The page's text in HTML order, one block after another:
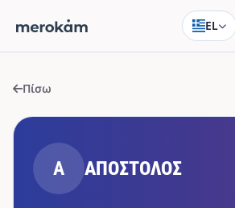
EL
Πίσω
Α ΑΠΟΣΤΟΛΟΣ